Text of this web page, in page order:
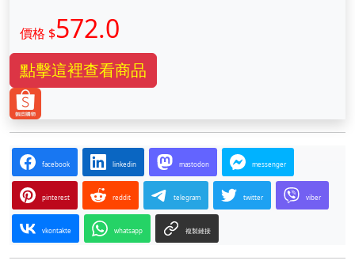
價格 $572.0
點擊這裡查看商品
facebook linkedin mastodon messenger
pinterest reddit telegram twitter viber
vkontakte whatsapp 複製鏈接